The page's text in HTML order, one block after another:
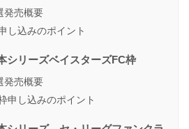
発売概要
し込みのポイント
シリーズベイスターズFC枠
発売概要
申し込みのポイント